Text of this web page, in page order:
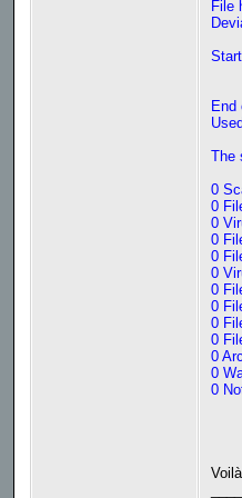
File
End
The
0
0
0
0
0
0
0
0
0
0
0
0
0